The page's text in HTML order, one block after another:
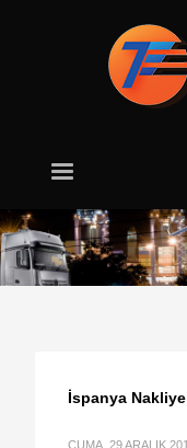
İspanya Nakliye
CUMA, 29 ARALIK